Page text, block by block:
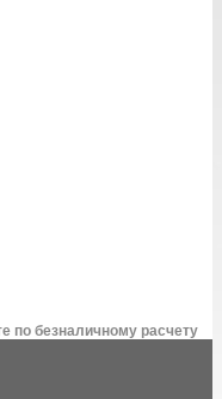
по безналичному расчету